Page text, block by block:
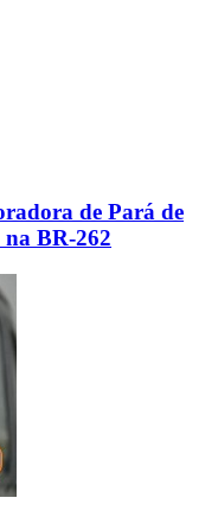
de Pará de
na BR-262